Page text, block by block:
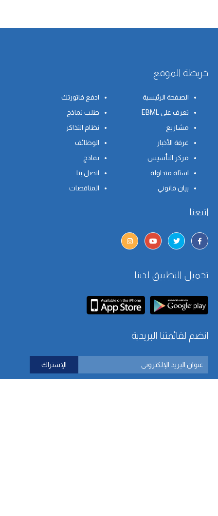
خريطة الموقع
الصفحة الرئيسية
ادفع فاتورتك
تعرف على EBML
طلب نماذج
مشاريع
نظام التذاكر
غرفة الأخبار
الوظائف
مركز التأسيس
نماذج
اسئلة متداولة
اتصل بنا
بيان قانوني
المناقصات
اتبعنا
تحميل التطبيق لدينا
انضم لقائمتنا البريدية